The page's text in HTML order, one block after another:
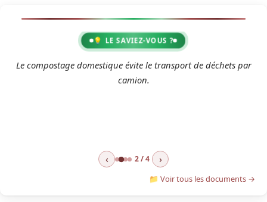
💡 LE SAVIEZ-VOUS ?
Le compostage domestique évite le transport de déchets par
camion.
‹ 2 / 4 ›
📁 Voir tous les documents →